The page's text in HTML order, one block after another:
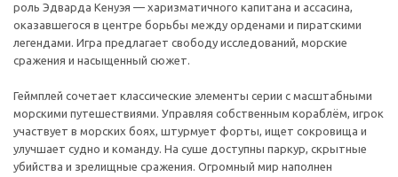
роль Эдварда Кенуэя — харизматичного капитана и ассасина,
оказавшегося в центре борьбы между орденами и пиратскими
легендами. Игра предлагает свободу исследований, морские
сражения и насыщенный сюжет.
Геймплей сочетает классические элементы серии с масштабными
морскими путешествиями. Управляя собственным кораблём, игрок
участвует в морских боях, штурмует форты, ищет сокровища и
улучшает судно и команду. На суше доступны паркур, скрытные
убийства и зрелищные сражения. Огромный мир наполнен